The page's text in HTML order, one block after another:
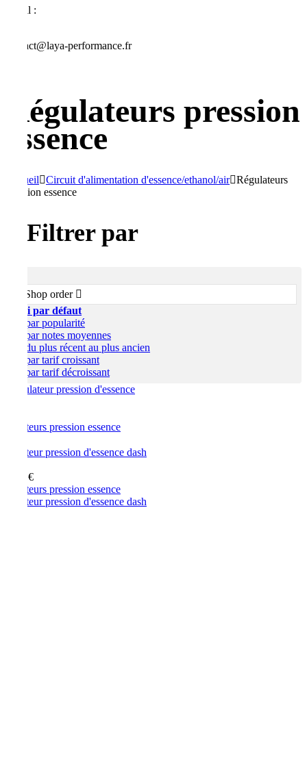
Email :
contact@laya-performance.fr
Régulateurs pression
essence
Accueil Circuit d'alimentation d'essence/ethanol/air Régulateurs
pression essence
Filtrer par
Shop order
Tri par défaut
Tri par popularité
Tri par notes moyennes
Tri du plus récent au plus ancien
Tri par tarif croissant
Tri par tarif décroissant
pression essence
pression d'essence dash
€
pression essence
pression d'essence dash